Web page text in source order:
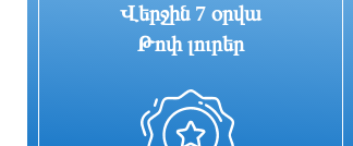
Մոսադի տնօրենը պաշտոնից
ազատել է գործակալության
ղեկավարին
Վերջին 7 օրվա
Թոփ լուրեր